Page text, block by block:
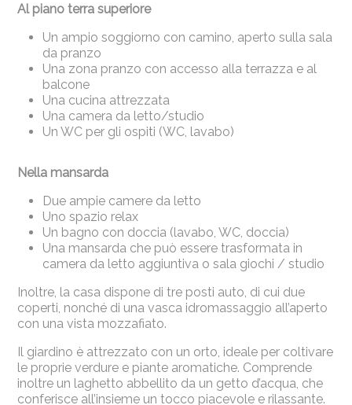
Al piano terra superiore
Un ampio soggiorno con camino, aperto sulla sala
da pranzo
Una zona pranzo con accesso alla terrazza e al
balcone
Una cucina attrezzata
Una camera da letto/studio
Un WC per gli ospiti (WC, lavabo)
Nella mansarda
Due ampie camere da letto
Uno spazio relax
Un bagno con doccia (lavabo, WC, doccia)
Una mansarda che può essere trasformata in
camera da letto aggiuntiva o sala giochi / studio
Inoltre, la casa dispone di tre posti auto, di cui due
coperti, nonché di una vasca idromassaggio all’aperto
con una vista mozzafiato.
Il giardino è attrezzato con un orto, ideale per coltivare
le proprie verdure e piante aromatiche. Comprende
inoltre un laghetto abbellito da un getto d’acqua, che
conferisce all’insieme un tocco piacevole e rilassante.